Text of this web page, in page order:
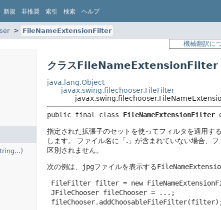
新規 非推奨 索引 検索 ヘルプ
FileNameExtensionFilter
機械翻訳に
クラスFileNameExtensionFilter
java.lang.Object
javax.swing.filechooser.FileFilter
public final class FileNameExtensionFilter
指定された拡張子のセットを使ってフィルタを適用する
します。
ファイル名に「.」が含まれていない場合、フ
区別されません。
次の例は、 jpgファイルを表示する
FileFilter filter = new
JFileChooser fileChooser = ...;